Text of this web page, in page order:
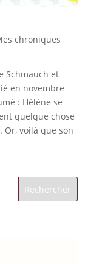
chroniques
Schmauch et
en novembre
: Hélène se
quelque chose
Or, voilà que son